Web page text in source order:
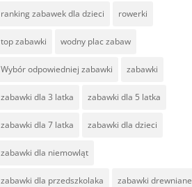
ranking zabawek dla dzieci rowerki
top zabawki wodny plac zabaw
Wybór odpowiedniej zabawki zabawki
zabawki dla 3 latka zabawki dla 5 latka
zabawki dla 7 latka zabawki dla dzieci
zabawki dla niemowląt
zabawki dla przedszkolaka zabawki drewniane